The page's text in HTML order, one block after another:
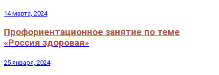
14 марта, 2024
Профориентационное занятие по теме
«Россия здоровая»
25 января, 2024